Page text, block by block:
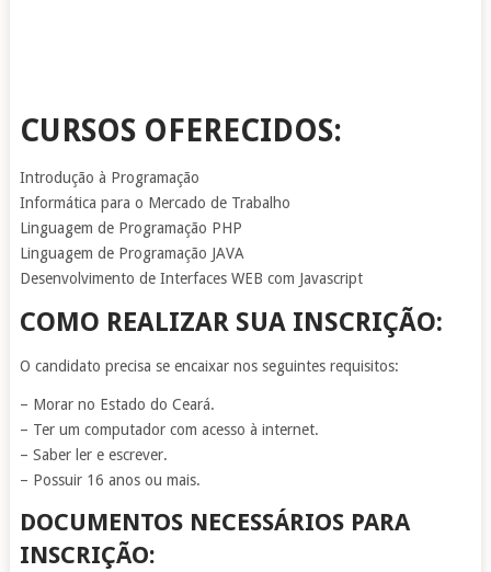
CURSOS OFERECIDOS:
Introdução à Programação
Informática para o Mercado de Trabalho
Linguagem de Programação PHP
Linguagem de Programação JAVA
Desenvolvimento de Interfaces WEB com Javascript
COMO REALIZAR SUA INSCRIÇÃO:
O candidato precisa se encaixar nos seguintes requisitos:
– Morar no Estado do Ceará.
– Ter um computador com acesso à internet.
– Saber ler e escrever.
– Possuir 16 anos ou mais.
DOCUMENTOS NECESSÁRIOS PARA
INSCRIÇÃO: